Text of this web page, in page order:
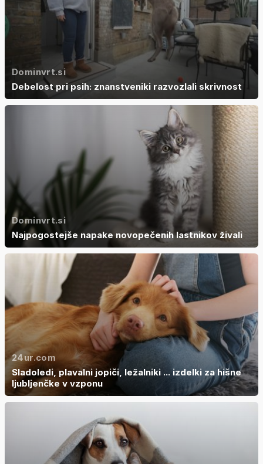
Dominvrt.si
Debelost pri psih: znanstveniki razvozlali skrivnost
Dominvrt.si
Najpogostejše napake novopečenih lastnikov živali
24ur.com
Sladoledi, plavalni jopiči, ležalniki ... izdelki za hišne
ljubljenčke v vzponu